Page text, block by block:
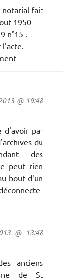
notarial fait
1950
.
@ 19:48
d'avoir par
du
des
peut rien
bout d'un
@ 13:48
anciens
de St